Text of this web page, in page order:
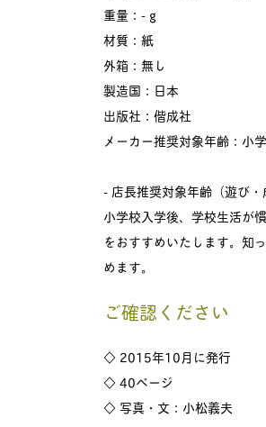
重量：- g
材質：紙
外箱：無し
製造国：日本
出版社：偕成社
メーカー推奨対象年齢：小
- 店長推奨対象年齢（遊び
小学校入学後、学校生活が
をおすすめいたします。知
めます。
ご確認ください
◇ 2015年10月に発行
◇ 40ページ
◇ 写真・文：小松義夫